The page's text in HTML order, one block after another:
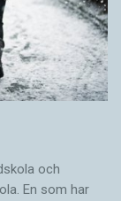
och
En som har